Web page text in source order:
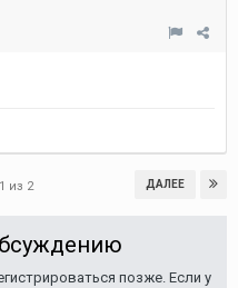
ДАЛЕЕ
из 2
позже. Если у